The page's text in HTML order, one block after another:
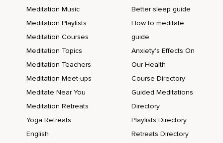
Also zumindest kenne ich das so,
Zumindest kenne ich das so,
Weil ich einfach nicht wusste,
Was ich anderes denken soll,
Meditation Music
Meditation Playlists
Meditation Courses
Meditation Topics
Meditation Teachers
Meditation Meet-ups
Meditate Near You
Meditation Retreats
Yoga Retreats
English
Better sleep guide
How to meditate
guide
Anxiety's Effects On
Our Health
Course Directory
Guided Meditations
Directory
Playlists Directory
Retreats Directory